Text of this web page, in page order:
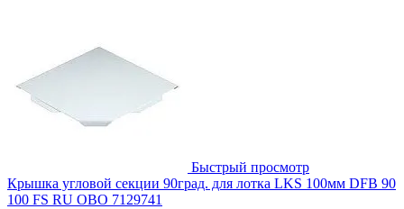
Быстрый просмотр
Крышка угловой секции 90град. для лотка LKS 100мм DFB 90
100 FS RU OBO 7129741